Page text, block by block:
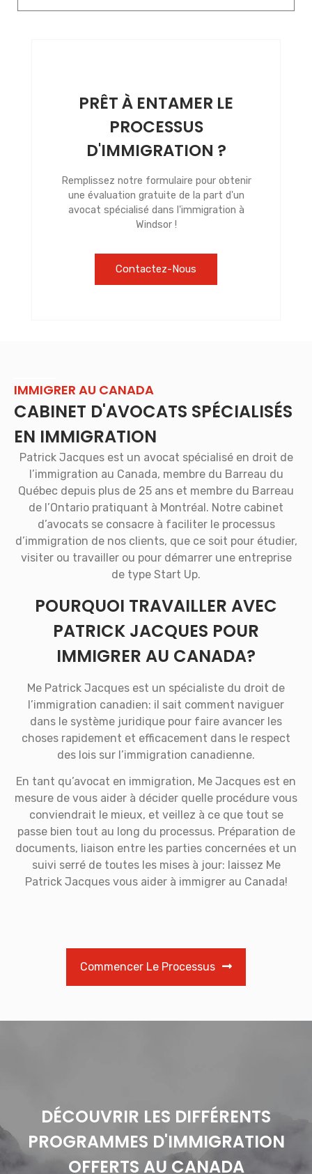
PRÊT À ENTAMER LE
PROCESSUS
D'IMMIGRATION ?
Remplissez notre formulaire pour obtenir
une évaluation gratuite de la part d'un
avocat spécialisé dans l'immigration à
Windsor !
Contactez-Nous
IMMIGRER AU CANADA
CABINET D'AVOCATS SPÉCIALISÉS
EN IMMIGRATION
Patrick Jacques est un avocat spécialisé en droit de
l’immigration au Canada, membre du Barreau du
Québec depuis plus de 25 ans et membre du Barreau
de l’Ontario pratiquant à Montréal. Notre cabinet
d’avocats se consacre à faciliter le processus
d’immigration de nos clients, que ce soit pour étudier,
visiter ou travailler ou pour démarrer une entreprise
de type Start Up.
POURQUOI TRAVAILLER AVEC
PATRICK JACQUES POUR
IMMIGRER AU CANADA?
Me Patrick Jacques est un spécialiste du droit de
l’immigration canadien: il sait comment naviguer
dans le système juridique pour faire avancer les
choses rapidement et efficacement dans le respect
des lois sur l’immigration canadienne.
En tant qu’avocat en immigration, Me Jacques est en
mesure de vous aider à décider quelle procédure vous
conviendrait le mieux, et veillez à ce que tout se
passe bien tout au long du processus. Préparation de
documents, liaison entre les parties concernées et un
suivi serré de toutes les mises à jour: laissez Me
Patrick Jacques vous aider à immigrer au Canada!
Commencer Le Processus
DÉCOUVRIR LES DIFFÉRENTS
PROGRAMMES D'IMMIGRATION
OFFERTS AU CANADA